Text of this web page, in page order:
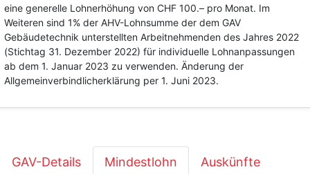
eine generelle Lohnerhöhung von CHF 100.– pro Monat. Im
Weiteren sind 1% der AHV-Lohnsumme der dem GAV
Gebäudetechnik unterstellten Arbeitnehmenden des Jahres 2022
(Stichtag 31. Dezember 2022) für individuelle Lohnanpassungen
ab dem 1. Januar 2023 zu verwenden. Änderung der
Allgemeinverbindlicherklärung per 1. Juni 2023.
GAV-Details Mindestlohn Auskünfte